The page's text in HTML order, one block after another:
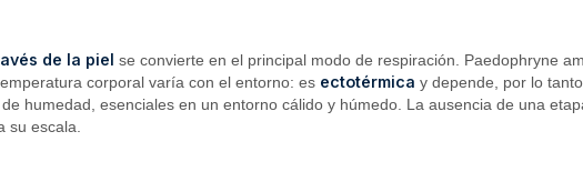
de la piel se convierte en el principal modo de respiración. Paedophryne
corporal varía con el entorno: es ectotérmica y depende, por lo
humedad, esenciales en un entorno cálido y húmedo. La ausencia de una
su escala.